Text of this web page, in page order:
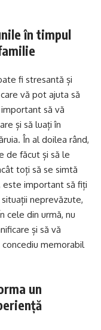
în timpul
fi stresantă și
vă pot ajuta să
să vă
și să luați în
În al doilea rând,
de făcut și să le
toți să se simtă
este important să fiți
neprevăzute,
cele din urmă, nu
și să vă
memorabil
un